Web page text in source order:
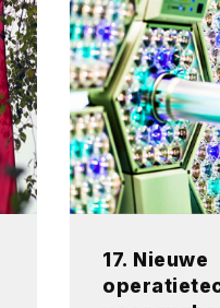
17. Nieuwe